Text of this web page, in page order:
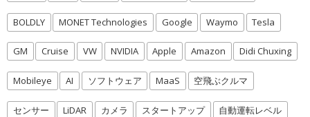
BOLDLY MONET Technologies Google Waymo Tesla
GM Cruise VW NVIDIA Apple Amazon Didi Chuxing
Mobileye AI ソフトウェア MaaS 空飛ぶクルマ
センサー LiDAR カメラ スタートアップ 自動運転レベル